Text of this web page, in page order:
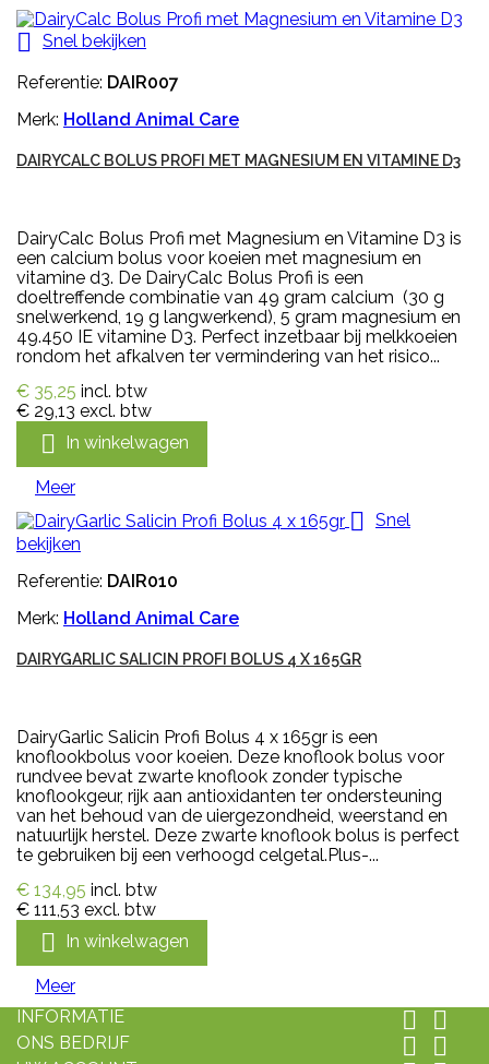

Snel bekijken
Referentie: DAIR007
Merk: Holland Animal Care
DAIRYCALC BOLUS PROFI MET MAGNESIUM EN VITAMINE D3
DairyCalc Bolus Profi met Magnesium en Vitamine D3 is
een calcium bolus voor koeien met magnesium en
vitamine d3. De DairyCalc Bolus Profi is een
doeltreffende combinatie van 49 gram calcium (30 g
snelwerkend, 19 g langwerkend), 5 gram magnesium en
49.450 IE vitamine D3. Perfect inzetbaar bij melkkoeien
rondom het afkalven ter vermindering van het risico...
€ 35,25 incl. btw
€ 29,13 excl. btw
 In winkelwagen
Meer

Snel
bekijken
Referentie: DAIR010
Merk: Holland Animal Care
DAIRYGARLIC SALICIN PROFI BOLUS 4 X 165GR
DairyGarlic Salicin Profi Bolus 4 x 165gr is een
knoflookbolus voor koeien. Deze knoflook bolus voor
rundvee bevat zwarte knoflook zonder typische
knoflookgeur, rijk aan antioxidanten ter ondersteuning
van het behoud van de uiergezondheid, weerstand en
natuurlijk herstel. Deze zwarte knoflook bolus is perfect
te gebruiken bij een verhoogd celgetal.Plus-...
€ 134,95 incl. btw
€ 111,53 excl. btw
 In winkelwagen
Meer
INFORMATIE
 
ONS BEDRIJF  